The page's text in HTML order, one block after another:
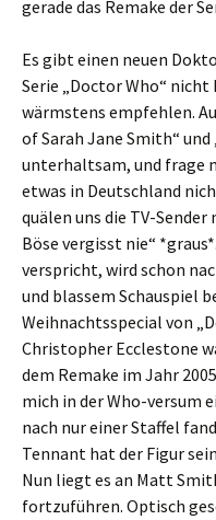
gerade das Remake der
Es gibt einen neuen
Serie „Doctor Who“
wärmstens empfehlen.
of Sarah Jane Smith“
unterhaltsam, und frage
etwas in Deutschland
quälen uns die TV-Sender
Böse vergisst nie“
verspricht, wird schon
und blassem Schauspiel
Weihnachtsspecial von
Christopher Ecclestone
dem Remake im Jahr
mich in der Who-versum
nach nur einer Staffel
Tennant hat der Figur
Nun liegt es an Matt
fortzuführen. Optisch